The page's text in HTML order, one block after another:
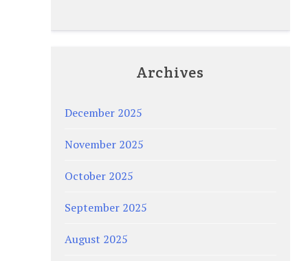
Archives
December 2025
November 2025
October 2025
September 2025
August 2025